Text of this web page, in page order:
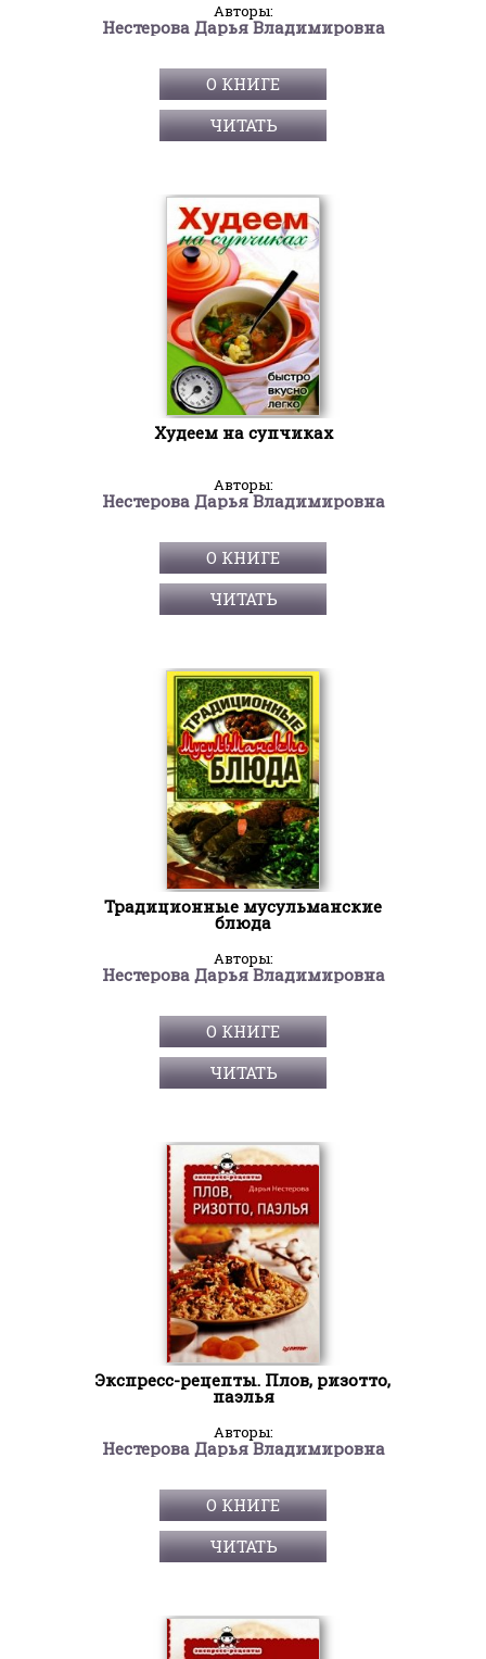
Авторы:
Нестерова Дарья Владимировна
О КНИГЕ
ЧИТАТЬ
Худеем на супчиках
Авторы:
Нестерова Дарья Владимировна
О КНИГЕ
ЧИТАТЬ
Традиционные мусульманские
блюда
Авторы:
Нестерова Дарья Владимировна
О КНИГЕ
ЧИТАТЬ
Экспресс-рецепты. Плов, ризотто,
паэлья
Авторы:
Нестерова Дарья Владимировна
О КНИГЕ
ЧИТАТЬ